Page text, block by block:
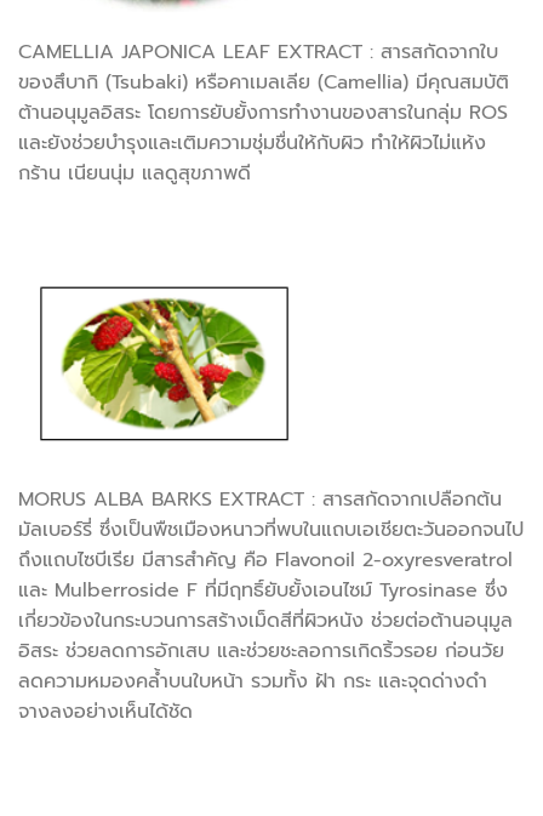
CAMELLIA JAPONICA LEAF EXTRACT : สารสกัดจากใบ
ของสึบากิ (Tsubaki) หรือคาเมลเลีย (Camellia) มีคุณสมบัติ
ต้านอนุมูลอิสระ โดยการยับยั้งการทำงานของสารในกลุ่ม ROS
และยังช่วยบำรุงและเติมความชุ่มชื่นให้กับผิว ทำให้ผิวไม่แห้ง
กร้าน เนียนนุ่ม แลดูสุขภาพดี
MORUS ALBA BARKS EXTRACT : สารสกัดจากเปลือกต้น
มัลเบอร์รี่ ซึ่งเป็นพืชเมืองหนาวที่พบในแถบเอเชียตะวันออกจนไป
ถึงแถบไซบีเรีย มีสารสำคัญ คือ Flavonoil 2-oxyresveratrol
และ Mulberroside F ที่มีฤทธิ์ยับยั้งเอนไซม์ Tyrosinase ซึ่ง
เกี่ยวข้องในกระบวนการสร้างเม็ดสีที่ผิวหนัง ช่วยต่อต้านอนุมูล
อิสระ ช่วยลดการอักเสบ และช่วยชะลอการเกิดริ้วรอย ก่อนวัย
ลดความหมองคล้ำบนใบหน้า รวมทั้ง ฝ้า กระ และจุดด่างดำ
จางลงอย่างเห็นได้ชัด